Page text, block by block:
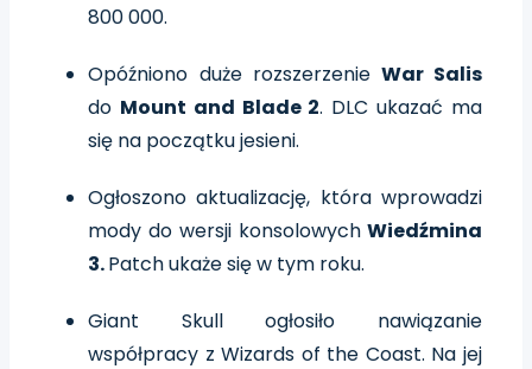
800 000.
Opóźniono duże rozszerzenie War Salis
do Mount and Blade 2. DLC ukazać ma
się na początku jesieni.
Ogłoszono aktualizację, która wprowadzi
mody do wersji konsolowych Wiedźmina
3.Patch ukaże się w tym roku.
Giant Skull ogłosiło nawiązanie
współpracy z Wizards of the Coast. Na jej